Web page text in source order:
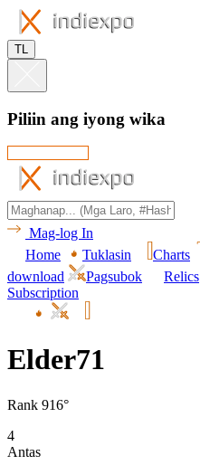
TL
Piliin ang iyong wika
Mag-log In
Home
Tuklasin Charts
download
Pagsubok Relics
Subscription
Elder71
Rank 916°
4
Antas